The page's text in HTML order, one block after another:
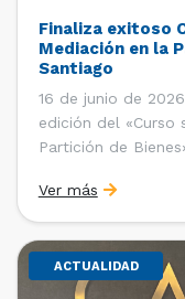
Finaliza exitoso
Mediación en la
Santiago
16 de junio de
edición del «Curso
Partición de
Arbitraje y
de Santiago
Ver más
ACTUALIDAD